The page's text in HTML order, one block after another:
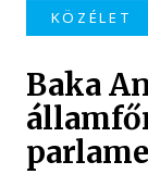
KÖZÉLET
Baka